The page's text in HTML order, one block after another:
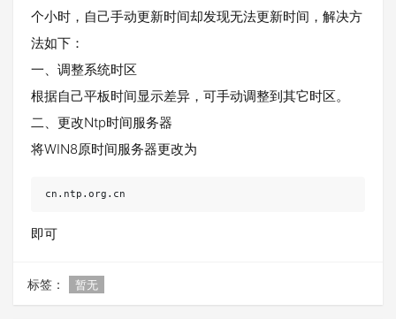
个小时，自己手动更新时间却发现无法更新时间，解决方
法如下：
一、调整系统时区
根据自己平板时间显示差异，可手动调整到其它时区。
二、更改Ntp时间服务器
将WIN8原时间服务器更改为
cn.ntp.org.cn
即可
标签： 暂无